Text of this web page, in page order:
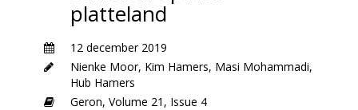
platteland
12 december 2019
Nienke Moor, Kim Hamers, Masi Mohammadi,
Hub Hamers
Geron, Volume 21, Issue 4